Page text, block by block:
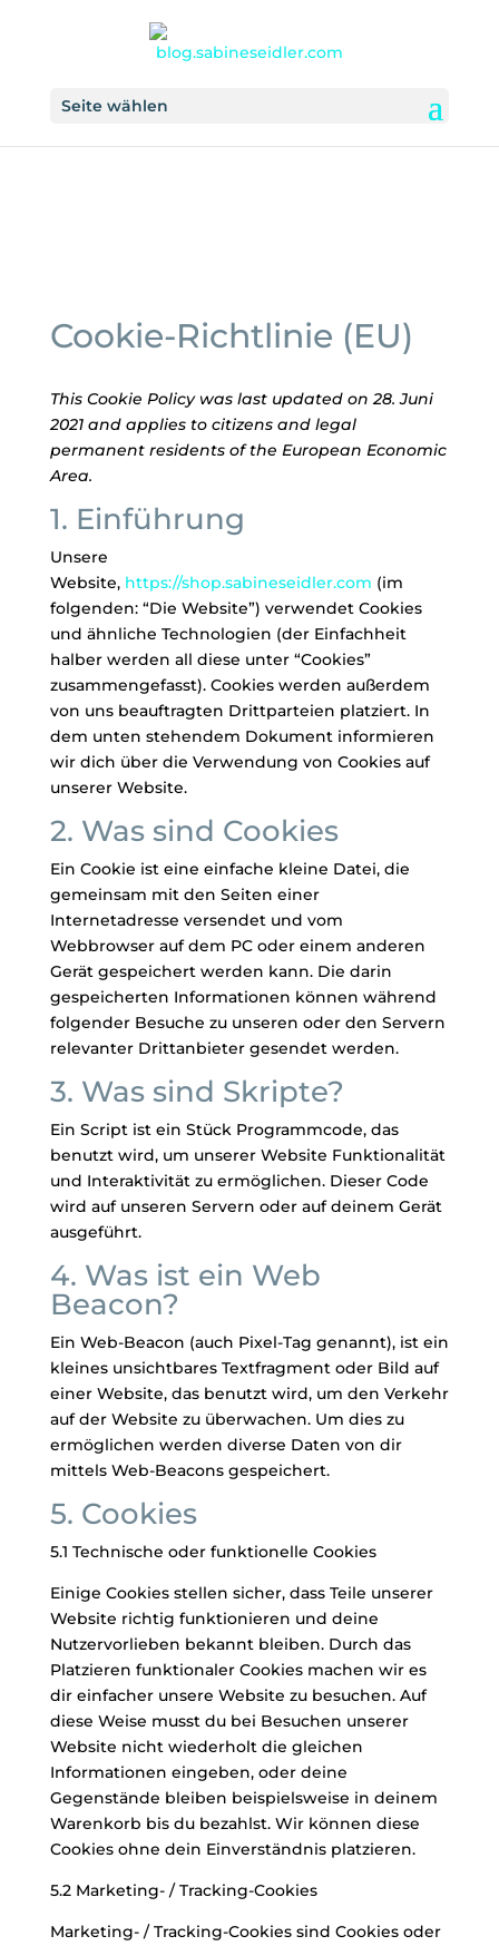
Seite wählen
Cookie-Richtlinie (EU)
This Cookie Policy was last updated on 28. Juni
2021 and applies to citizens and legal
permanent residents of the European Economic
Area.
1. Einführung
Unsere
Website, https://shop.sabineseidler.com (im
folgenden: “Die Website”) verwendet Cookies
und ähnliche Technologien (der Einfachheit
halber werden all diese unter “Cookies”
zusammengefasst). Cookies werden außerdem
von uns beauftragten Drittparteien platziert. In
dem unten stehendem Dokument informieren
wir dich über die Verwendung von Cookies auf
unserer Website.
2. Was sind Cookies
Ein Cookie ist eine einfache kleine Datei, die
gemeinsam mit den Seiten einer
Internetadresse versendet und vom
Webbrowser auf dem PC oder einem anderen
Gerät gespeichert werden kann. Die darin
gespeicherten Informationen können während
folgender Besuche zu unseren oder den Servern
relevanter Drittanbieter gesendet werden.
3. Was sind Skripte?
Ein Script ist ein Stück Programmcode, das
benutzt wird, um unserer Website Funktionalität
und Interaktivität zu ermöglichen. Dieser Code
wird auf unseren Servern oder auf deinem Gerät
ausgeführt.
4. Was ist ein Web
Beacon?
Ein Web-Beacon (auch Pixel-Tag genannt), ist ein
kleines unsichtbares Textfragment oder Bild auf
einer Website, das benutzt wird, um den Verkehr
auf der Website zu überwachen. Um dies zu
ermöglichen werden diverse Daten von dir
mittels Web-Beacons gespeichert.
5. Cookies
5.1 Technische oder funktionelle Cookies
Einige Cookies stellen sicher, dass Teile unserer
Website richtig funktionieren und deine
Nutzervorlieben bekannt bleiben. Durch das
Platzieren funktionaler Cookies machen wir es
dir einfacher unsere Website zu besuchen. Auf
diese Weise musst du bei Besuchen unserer
Website nicht wiederholt die gleichen
Informationen eingeben, oder deine
Gegenstände bleiben beispielsweise in deinem
Warenkorb bis du bezahlst. Wir können diese
Cookies ohne dein Einverständnis platzieren.
5.2 Marketing- / Tracking-Cookies
Marketing- / Tracking-Cookies sind Cookies oder